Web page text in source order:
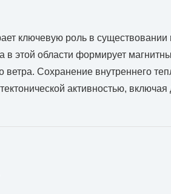
ключевую роль в существовании
в этой области формирует
ветра. Сохранение внутреннего
активностью,